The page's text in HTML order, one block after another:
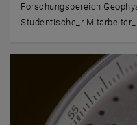
Forschungsbereich
Studentische_r